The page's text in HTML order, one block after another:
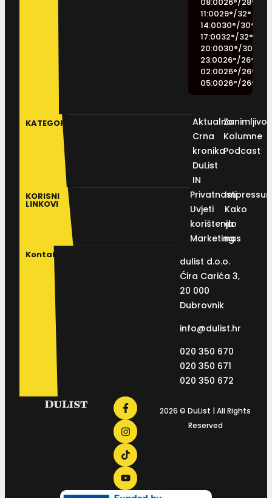
11:0029°/32°
14:0030°/30°
17:0032°/32°
20:0030°/30
23:0026°/26°
02:0026°/26°
05:0026°/26°
KATEGORIJE
Aktualno
Crna
kronika
DuList
IN
Kolumne
Podcast
KORISNI
LINKOVI
Privatnosti
Uvjeti
korištenja
Marketing
Kako
do
nas
Kontakt
dulist d.o.o.
Ćira Carića 3,
20 000
Dubrovnik
info@dulist.hr
020 350 670
020 350 671
020 350 672
2026 © DuList | All Rights
Reserved